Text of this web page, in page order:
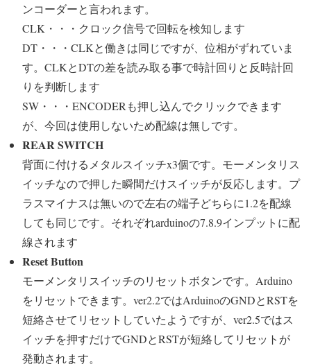
ンコーダーと言われます。
CLK・・・クロック信号で回転を検知します
DT・・・CLKと働きは同じですが、位相がずれていま
す。CLKとDTの差を読み取る事で時計回りと反時計回
りを判断します
SW・・・ENCODERも押し込んでクリックできます
が、今回は使用しないため配線は無しです。
REAR SWITCH
背面に付けるメタルスイッチx3個です。モーメンタリス
イッチなので押した瞬間だけスイッチが反応します。プ
ラスマイナスは無いので左右の端子どちらに1.2を配線
しても同じです。それぞれarduinoの7.8.9インプットに配
線されます
Reset Button
モーメンタリスイッチのリセットボタンです。Arduino
をリセットできます。ver2.2ではArduinoのGNDとRSTを
短絡させてリセットしていたようですが、ver2.5ではス
イッチを押すだけでGNDとRSTが短絡してリセットが
発動されます。